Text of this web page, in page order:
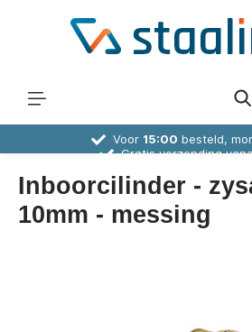
Voor 15:00 besteld,
Gratis verzending
Inboorcilinder -
10mm - messing